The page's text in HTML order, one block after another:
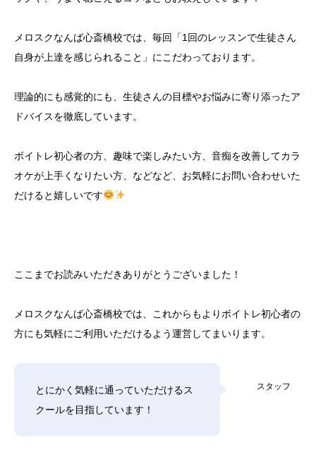
メロスクなんば心斎橋校では、毎回「1回のレッスンで生徒さん
自身が上達を感じられること」にこだわっております。
理論的にも感覚的にも、生徒さんの目標やお悩みに寄り添ったア
ドバイスを徹底しています。
ボイトレ初心者の方、趣味で楽しみたい方、音痴を改善してカラ
オケが上手くなりたい方、などなど、お気軽にお問い合わせいた
だけると嬉しいです
ここまでお読みいただきありがとうございました！
メロスクなんば心斎橋校では、これからもよりボイトレ初心者の
方にも気軽にご利用いただけるよう運営してまいります。
スタッフ
とにかく気軽に通っていただけるス
クールを目指しています！